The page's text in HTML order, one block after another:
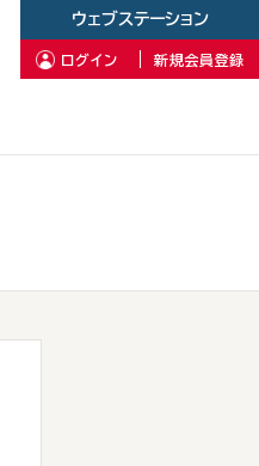
ウェブステーション
ログイン 新規会員登録